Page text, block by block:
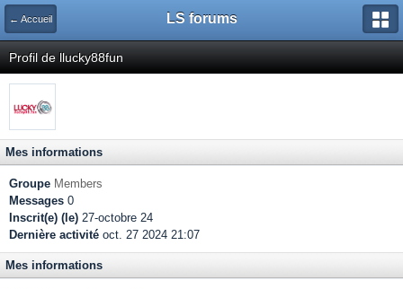
← Accueil LS forums
Profil de llucky88fun
Mes informations
Groupe Members
Messages 0
Inscrit(e) (le) 27-octobre 24
Dernière activité oct. 27 2024 21:07
Mes informations